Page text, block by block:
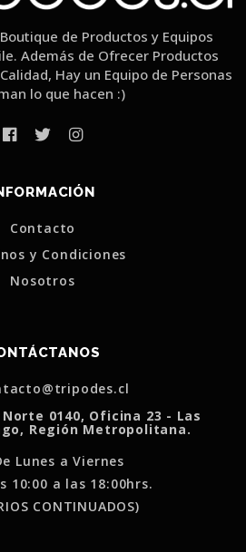
de Productos y Equipos
Además de Ofrecer Productos
Hay un Equipo de Personas
lo que hacen :)
Contacto
y Condiciones
Nosotros
0140, Oficina 23 - Las
Región Metropolitana.
Lunes a Viernes
10:00 a las 18:00hrs.
CONTINUADOS)